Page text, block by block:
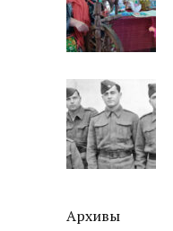
Архивы